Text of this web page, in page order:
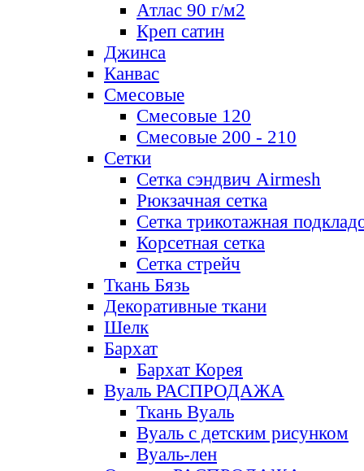
Атлас 90 г/м2
Креп сатин
Джинса
Канвас
Смесовые
Смесовые 120
Смесовые 200 - 210
Сетки
Сетка сэндвич Airmesh
Рюкзачная сетка
Сетка трикотажная
Корсетная сетка
Сетка стрейч
Ткань Бязь
Декоративные ткани
Шелк
Бархат
Бархат Корея
Вуаль РАСПРОДАЖА
Ткань Вуаль
Вуаль с детским рисунком
Вуаль-лен